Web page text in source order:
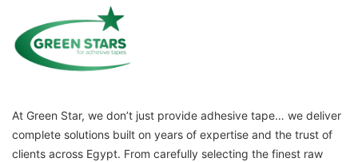
At Green Star, we don’t just provide adhesive tape… we deliver
complete solutions built on years of expertise and the trust of
clients across Egypt. From carefully selecting the finest raw